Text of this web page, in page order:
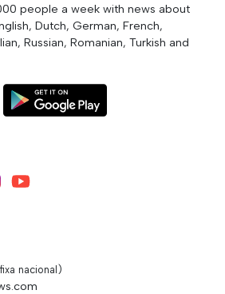
people a week with news about
Dutch, German, French,
Russian, Romanian, Turkish and
nacional)